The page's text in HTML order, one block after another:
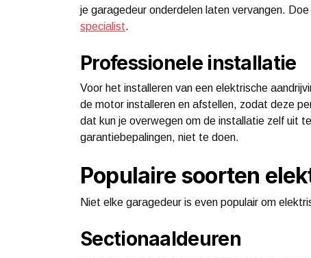
je garagedeur onderdelen laten vervangen.
specialist.
Professionele installatie
Voor het installeren van een elektrische
de motor installeren en afstellen, zodat deze
dat kun je overwegen om de installatie zelf uit
garantiebepalingen, niet te doen.
Populaire soorten
Niet elke garagedeur is even populair om
Sectionaaldeuren